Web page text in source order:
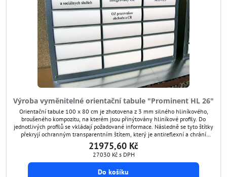
Výroba vyměnitelné orientační tabule "Prominent HL 26"
Orientační tabule 100 x 80 cm je zhotovena z 3 mm silného hliníkového,
broušeného kompozitu, na kterém jsou přinýtovány hliníkové profily. Do
jednotlivých profilů se vkládají požadované informace. Následně se tyto štítky
překryjí ochranným transparentním štítem, který je antireflexní a chrání
grafiku před poškozením. Tímto způsobem si umíte orientační tabuli kdykoli
aktualizovat.
21975,60 Kč
27030 Kč s DPH
Do košíku